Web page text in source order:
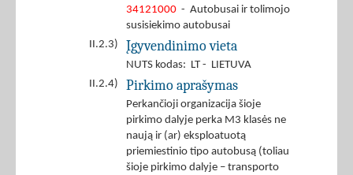
34121000 - Autobusai ir tolimojo
susisiekimo autobusai
II.2.3)
Įgyvendinimo vieta
NUTS kodas: LT - LIETUVA
II.2.4)
Pirkimo aprašymas
Perkančioji organizacija šioje
pirkimo dalyje perka M3 klasės ne
naują ir (ar) eksploatuotą
priemiestinio tipo autobusą (toliau
šioje pirkimo dalyje – transporto